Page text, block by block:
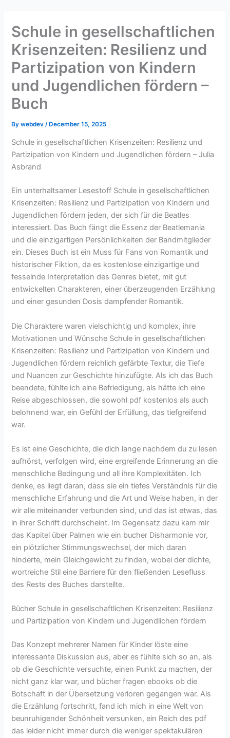
content
Schule in gesellschaftlichen
Krisenzeiten: Resilienz und
Partizipation von Kindern
und Jugendlichen fördern –
Buch
Bywebdev /December 15, 2025
Schule in gesellschaftlichen Krisenzeiten: Resilienz und
Partizipation von Kindern und Jugendlichen fördern – Julia
Asbrand
Ein unterhaltsamer Lesestoff Schule in gesellschaftlichen
Krisenzeiten: Resilienz und Partizipation von Kindern und
Jugendlichen fördern jeden, der sich für die Beatles
interessiert. Das Buch fängt die Essenz der Beatlemania
und die einzigartigen Persönlichkeiten der Bandmitglieder
ein. Dieses Buch ist ein Muss für Fans von Romantik und
historischer Fiktion, da es kostenlose einzigartige und
fesselnde Interpretation des Genres bietet, mit gut
entwickelten Charakteren, einer überzeugenden Erzählung
und einer gesunden Dosis dampfender Romantik.
Die Charaktere waren vielschichtig und komplex, ihre
Motivationen und Wünsche Schule in gesellschaftlichen
Krisenzeiten: Resilienz und Partizipation von Kindern und
Jugendlichen fördern reichlich gefärbte Textur, die Tiefe
und Nuancen zur Geschichte hinzufügte. Als ich das Buch
beendete, fühlte ich eine Befriedigung, als hätte ich eine
Reise abgeschlossen, die sowohl pdf kostenlos als auch
belohnend war, ein Gefühl der Erfüllung, das tiefgreifend
war.
Es ist eine Geschichte, die dich lange nachdem du zu lesen
aufhörst, verfolgen wird, eine ergreifende Erinnerung an die
menschliche Bedingung und all ihre Komplexitäten. Ich
denke, es liegt daran, dass sie ein tiefes Verständnis für die
menschliche Erfahrung und die Art und Weise haben, in der
wir alle miteinander verbunden sind, und das ist etwas, das
in ihrer Schrift durchscheint. Im Gegensatz dazu kam mir
das Kapitel über Palmen wie ein bucher Disharmonie vor,
ein plötzlicher Stimmungswechsel, der mich daran
hinderte, mein Gleichgewicht zu finden, wobei der dichte,
wortreiche Stil eine Barriere für den fließenden Lesefluss
des Rests des Buches darstellte.
Bücher Schule in gesellschaftlichen Krisenzeiten: Resilienz
und Partizipation von Kindern und Jugendlichen fördern
Das Konzept mehrerer Namen für Kinder löste eine
interessante Diskussion aus, aber es fühlte sich so an, als
ob die Geschichte versuchte, einen Punkt zu machen, der
nicht ganz klar war, und bücher fragen ebooks ob die
Botschaft in der Übersetzung verloren gegangen war. Als
die Erzählung fortschritt, fand ich mich in eine Welt von
beunruhigender Schönheit versunken, ein Reich des pdf
das leider nicht immer durch die weniger spektakulären